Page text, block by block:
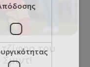
του